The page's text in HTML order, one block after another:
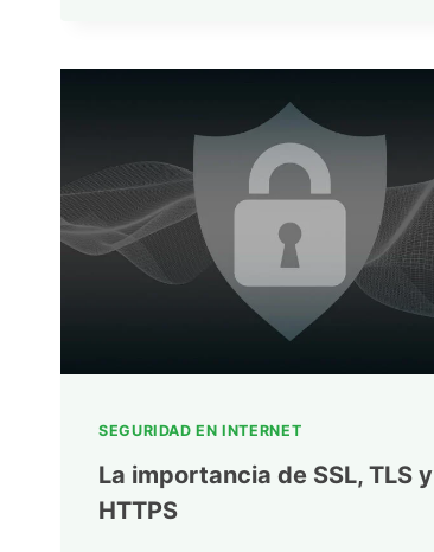
SEGURIDAD EN INTERNET
La importancia de SSL, TLS y
HTTPS